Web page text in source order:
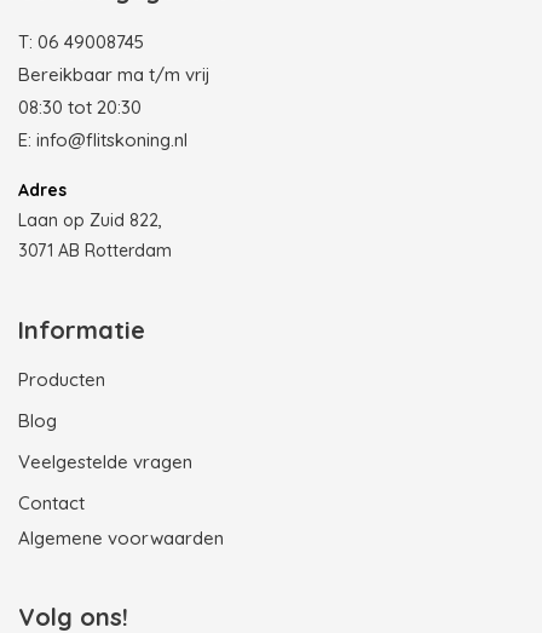
T: 06 49008745
Bereikbaar ma t/m vrij
08:30 tot 20:30
E: info@flitskoning.nl
Adres
Laan op Zuid 822,
3071 AB Rotterdam
Informatie
Producten
Blog
Veelgestelde vragen
Contact
Algemene voorwaarden
Volg ons!